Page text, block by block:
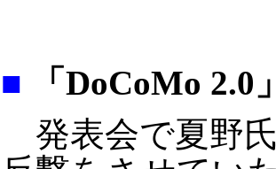
■ 「DoCoMo
発表会で夏野